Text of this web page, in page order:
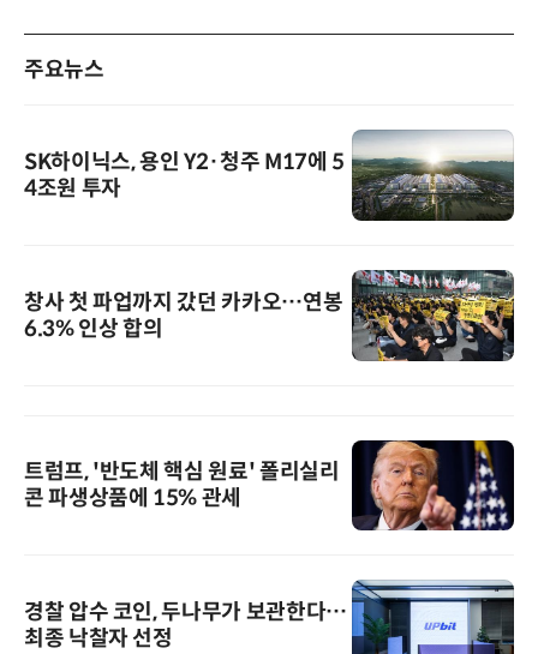
주요뉴스
SK하이닉스, 용인 Y2·청주 M17에 5
4조원 투자
창사 첫 파업까지 갔던 카카오…연봉
6.3% 인상 합의
트럼프, '반도체 핵심 원료' 폴리실리
콘 파생상품에 15% 관세
경찰 압수 코인, 두나무가 보관한다…
최종 낙찰자 선정